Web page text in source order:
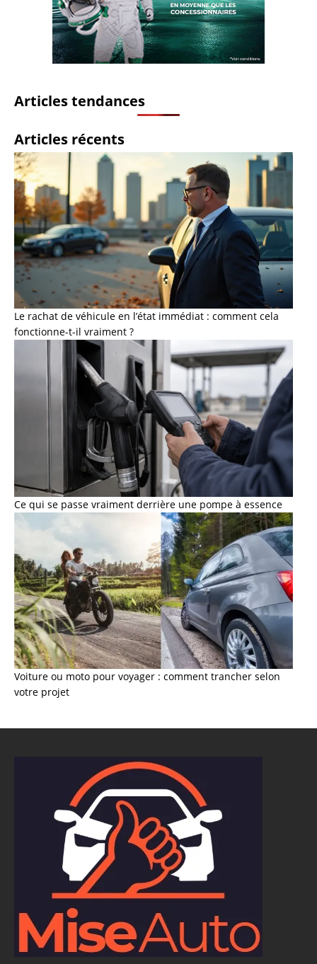
Articles tendances
Articles récents
Le rachat de véhicule en l’état immédiat : comment cela
fonctionne-t-il vraiment ?
Ce qui se passe vraiment derrière une pompe à essence
Voiture ou moto pour voyager : comment trancher selon
votre projet